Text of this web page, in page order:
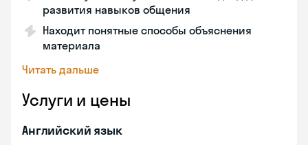
развития навыков общения
Находит понятные способы объяснения
материала
Читать дальше
Услуги и цены
Английский язык